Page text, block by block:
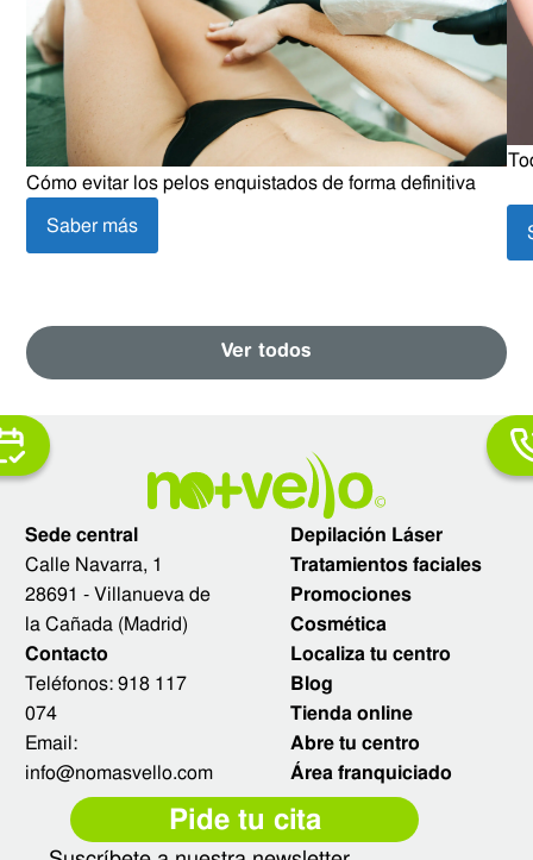
Cómo evitar los pelos enquistados de forma definitiva
Saber más
Ver todos
Sede central
Calle Navarra, 1
28691 - Villanueva de
la Cañada (Madrid)
Contacto
Teléfonos:918 117
074
Email:
info@nomasvello.com
Depilación Láser
Tratamientos faciales
Promociones
Cosmética
Localiza tu centro
Blog
Tienda online
Abre tu centro
Área franquiciado
Pide tu cita